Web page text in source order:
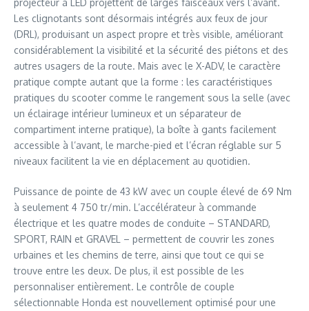
Les clignotants sont désormais intégrés aux feux de jour
(DRL), produisant un aspect propre et très visible, améliorant
considérablement la visibilité et la sécurité des piétons et des
autres usagers de la route. Mais avec le X-ADV, le caractère
pratique compte autant que la forme : les caractéristiques
pratiques du scooter comme le rangement sous la selle (avec
un éclairage intérieur lumineux et un séparateur de
compartiment interne pratique), la boîte à gants facilement
accessible à l’avant, le marche-pied et l’écran réglable sur 5
niveaux facilitent la vie en déplacement au quotidien.
Puissance de pointe de 43 kW avec un couple élevé de 69 Nm
à seulement 4 750 tr/min. L’accélérateur à commande
électrique et les quatre modes de conduite – STANDARD,
SPORT, RAIN et GRAVEL – permettent de couvrir les zones
urbaines et les chemins de terre, ainsi que tout ce qui se
trouve entre les deux. De plus, il est possible de les
personnaliser entièrement. Le contrôle de couple
sélectionnable Honda est nouvellement optimisé pour une